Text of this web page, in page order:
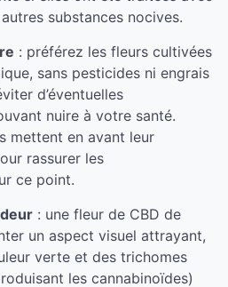
substances nocives.
: préférez les fleurs cultivées
sans pesticides ni engrais
d’éventuelles
nuire à votre santé.
mettent en avant leur
rassurer les
ce point.
: une fleur de CBD de
un aspect visuel attrayant,
verte et des trichomes
les cannabinoïdes)